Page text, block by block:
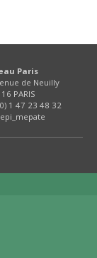
Paris
de Neuilly
PARIS
1 47 23 48 32